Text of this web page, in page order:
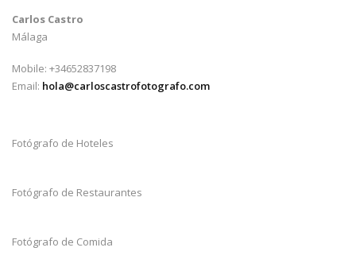
Carlos Castro
Málaga
Mobile: +34652837198
Email: hola@carloscastrofotografo.com
Fotógrafo de Hoteles
Fotógrafo de Restaurantes
Fotógrafo de Comida